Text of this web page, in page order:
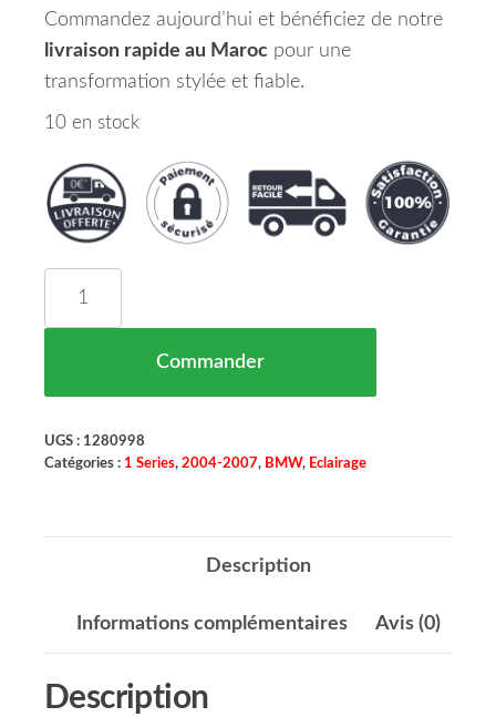
Commandez aujourd’hui et bénéficiez de notre
livraison rapide au Maroc pour une
transformation stylée et fiable.
10 en stock
Commander
UGS : 1280998
Catégories : 1 Series, 2004-2007, BMW, Eclairage
Description
Informations complémentaires Avis (0)
Description